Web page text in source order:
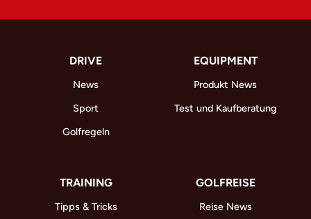
DRIVE
News
Sport
Golfregeln
EQUIPMENT
Produkt News
Test und Kaufberatung
TRAINING
Tipps & Tricks
GOLFREISE
Reise News